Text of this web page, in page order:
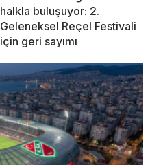
halkla buluşuyor: 2.
Geleneksel Reçel Festivali
için geri sayımı